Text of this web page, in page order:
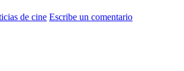
de cine Escribe un comentario